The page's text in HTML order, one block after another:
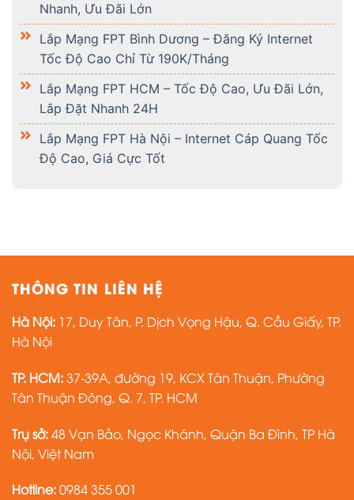
Nhanh, Ưu Đãi Lớn
Lắp Mạng FPT Bình Dương – Đăng Ký Internet
Tốc Độ Cao Chỉ Từ 190K/Tháng
Lắp Mạng FPT HCM – Tốc Độ Cao, Ưu Đãi Lớn,
Lắp Đặt Nhanh 24H
Lắp Mạng FPT Hà Nội – Internet Cáp Quang Tốc
Độ Cao, Giá Cực Tốt
THÔNG TIN LIÊN HỆ
Hà Nội: 17, Duy Tân, P. Dịch Vọng Hậu, Q. Cầu Giấy, TP.
Hà Nội
TP. HCM:37-39A, đường 19, KCX Tân Thuận, Phường
Tân Thuận Đông, Q. 7, TP. HCM
Trụ sở:48 Vạn Bảo, Ngọc Khánh, Quận Ba Đình, TP Hà
Nội, Việt Nam
Hotline:0984 355 001